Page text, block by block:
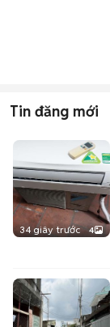
Tin đăng mới
34 giây trước 4